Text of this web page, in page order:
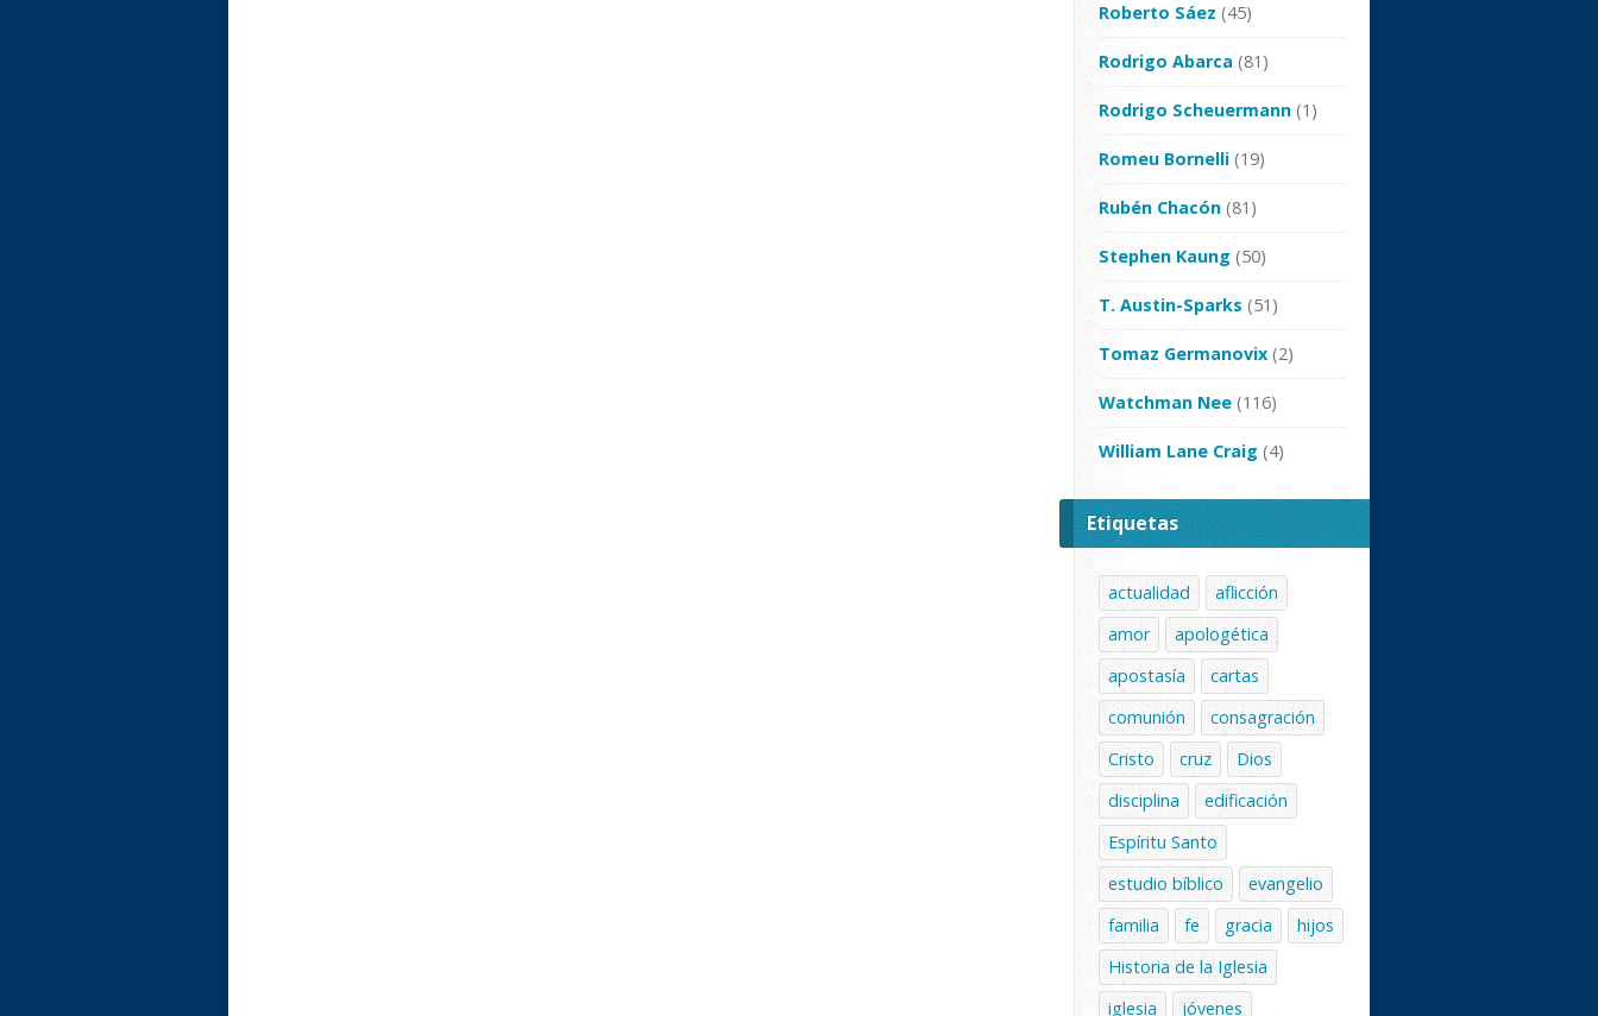
Roberto Sáez (45)
Rodrigo Abarca (81)
Rodrigo Scheuermann (1)
Romeu Bornelli (19)
Rubén Chacón (81)
Stephen Kaung (50)
T. Austin-Sparks (51)
Tomaz Germanovix (2)
Watchman Nee (116)
William Lane Craig (4)
Etiquetas
actualidad
aflicción
amor
apologética
apostasía
cartas
comunión
consagración
Cristo
cruz
Dios
disciplina
edificación
Espíritu Santo
estudio bíblico
evangelio
familia
fe gracia
hijos
Historia de la Iglesia
iglesia
jóvenes